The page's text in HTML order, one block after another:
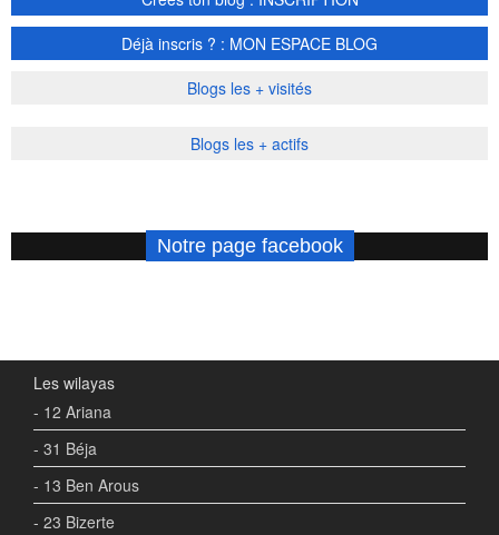
Déjà inscris ? : MON ESPACE BLOG
Blogs les + visités
Blogs les + actifs
Notre page facebook
Les wilayas
- 12 Ariana
- 31 Béja
- 13 Ben Arous
- 23 Bizerte